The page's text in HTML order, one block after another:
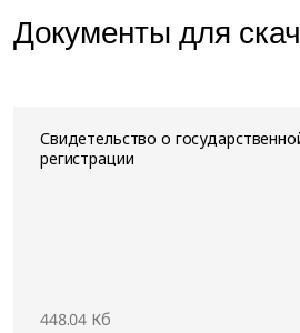
Документы для
Свидетельство о
регистрации
448.04 Кб